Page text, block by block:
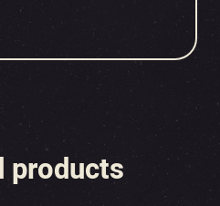
products